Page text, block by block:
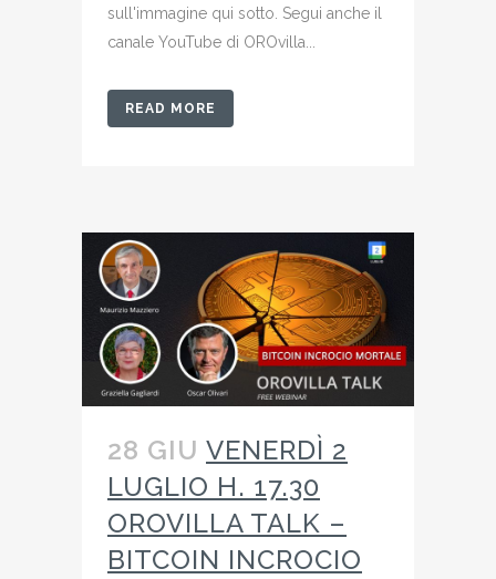
sull'immagine qui sotto. Segui anche il
canale YouTube di OROvilla...
READ MORE
28 GIU VENERDÌ 2
LUGLIO H. 17.30
OROVILLA TALK –
BITCOIN INCROCIO